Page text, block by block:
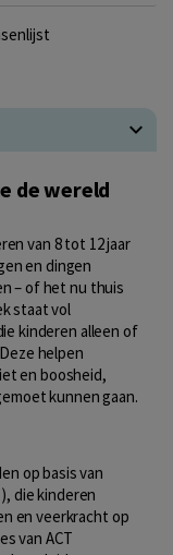
de wereld
van 8 tot 12 jaar
en dingen
– of het nu thuis
staat vol
kinderen alleen of
helpen
en boosheid,
kunnen gaan.
op basis van
die kinderen
en veerkracht op
van ACT